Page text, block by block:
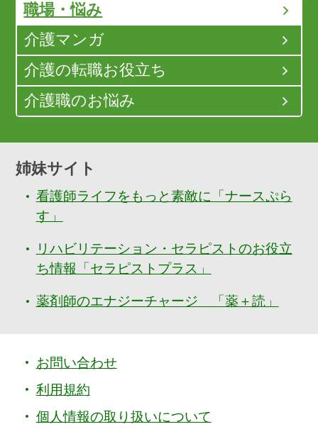
職場・悩み
介護マンガ
介護の転職お役立ち
介護職のお悩み
姉妹サイト
看護師ライフをもっと素敵に「ナースぷら
す」
リハビリテーション・セラピストのお役立
ち情報「セラピストプラス」
薬剤師のエナジーチャージ 「薬＋読」
お問い合わせ
利用規約
個人情報の取り扱いについて